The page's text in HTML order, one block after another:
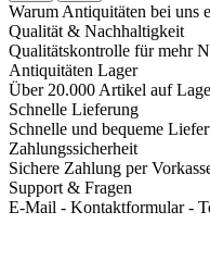
Warum Antiquitäten bei uns
Qualität & Nachhaltigkeit
Qualitätskontrolle für mehr
Antiquitäten Lager
Über 20.000 Artikel auf
Schnelle Lieferung
Schnelle und bequeme
Zahlungssicherheit
Sichere Zahlung per
Support & Fragen
E-Mail - Kontaktformular -